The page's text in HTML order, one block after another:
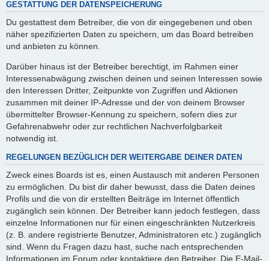
GESTATTUNG DER DATENSPEICHERUNG
Du gestattest dem Betreiber, die von dir eingegebenen und oben
näher spezifizierten Daten zu speichern, um das Board betreiben
und anbieten zu können.
Darüber hinaus ist der Betreiber berechtigt, im Rahmen einer
Interessenabwägung zwischen deinen und seinen Interessen sowie
den Interessen Dritter, Zeitpunkte von Zugriffen und Aktionen
zusammen mit deiner IP-Adresse und der von deinem Browser
übermittelter Browser-Kennung zu speichern, sofern dies zur
Gefahrenabwehr oder zur rechtlichen Nachverfolgbarkeit
notwendig ist.
REGELUNGEN BEZÜGLICH DER WEITERGABE DEINER DATEN
Zweck eines Boards ist es, einen Austausch mit anderen Personen
zu ermöglichen. Du bist dir daher bewusst, dass die Daten deines
Profils und die von dir erstellten Beiträge im Internet öffentlich
zugänglich sein können. Der Betreiber kann jedoch festlegen, dass
einzelne Informationen nur für einen eingeschränkten Nutzerkreis
(z. B. andere registrierte Benutzer, Administratoren etc.) zugänglich
sind. Wenn du Fragen dazu hast, suche nach entsprechenden
Informationen im Forum oder kontaktiere den Betreiber. Die E-Mail-